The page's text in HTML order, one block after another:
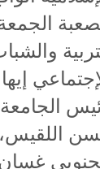
الجامعة
اللقيس،